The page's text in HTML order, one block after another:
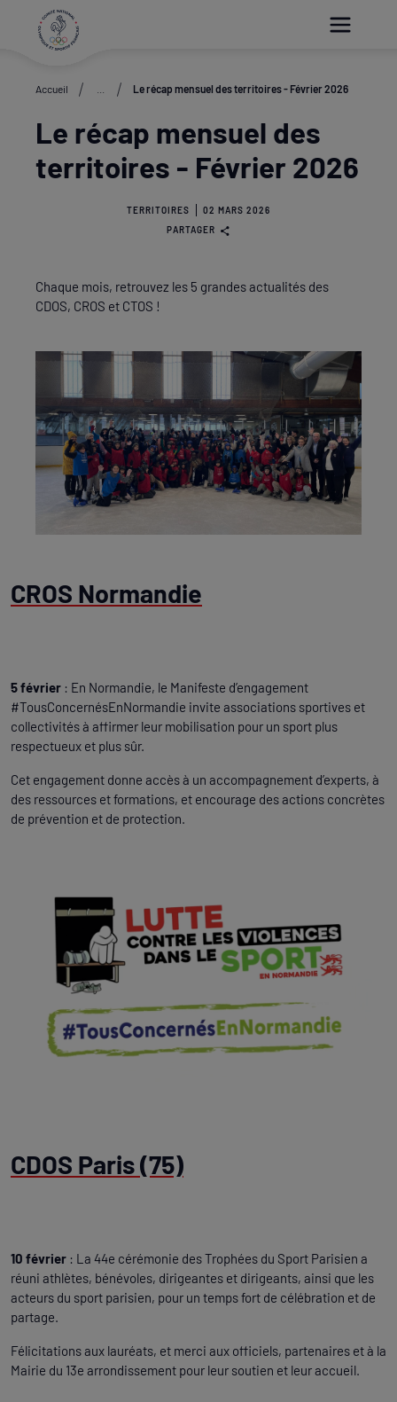
Accueil Le récap mensuel des territoires - Février 2026
Le récap mensuel des
territoires - Février 2026
TERRITOIRES
02 MARS 2026
PARTAGER
Chaque mois, retrouvez les 5 grandes actualités des
CDOS, CROS et CTOS !
CROS Normandie
5 février : En Normandie, le Manifeste d’engagement
#TousConcernésEnNormandie invite associations sportives et
collectivités à affirmer leur mobilisation pour un sport plus
respectueux et plus sûr.
Cet engagement donne accès à un accompagnement d’experts, à
des ressources et formations, et encourage des actions concrètes
de prévention et de protection.
CDOS Paris (75)
10 février : La 44e cérémonie des Trophées du Sport Parisien a
réuni athlètes, bénévoles, dirigeantes et dirigeants, ainsi que les
acteurs du sport parisien, pour un temps fort de célébration et de
partage.
Félicitations aux lauréats, et merci aux officiels, partenaires et à la
Mairie du 13e arrondissement pour leur soutien et leur accueil.
Paramétrer les cookies